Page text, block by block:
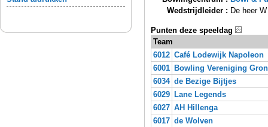
Wedstrijdleider : De heer
Punten deze speeldag
Team
6012 Café Lodewijk Napoleon
6001 Bowling Vereniging
6034 de Bezige Bijtjes
6029 Lane Legends
6027 AH Hillenga
6017 de Wolven